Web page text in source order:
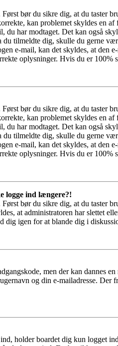
bør du sikre dig, at du taster
kan problemet skyldes en
har modtaget. Det kan også
du tilmeldte dig, skulle du gerne
e-mail, kan det skyldes, at
oplysninger. Hvis du er
bør du sikre dig, at du taster
kan problemet skyldes en
har modtaget. Det kan også
du tilmeldte dig, skulle du gerne
e-mail, kan det skyldes, at
oplysninger. Hvis du er
logge ind længere?!
bør du sikre dig, at du taster
at administratoren har slettet
dig igen for at blande dig i
men der kan dannes
og din e-mailadresse. Der
holder boardet dig kun logget